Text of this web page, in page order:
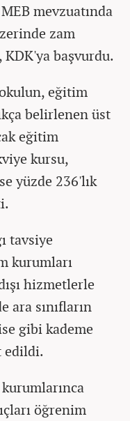
mevzuatında
zam
KDK'ya başvurdu.
eğitim
belirlenen üst
eğitim
kursu,
yüzde 236'lık
tavsiye
kurumları
hizmetlerle
ara sınıfların
gibi kademe
edildi.
öğrenim